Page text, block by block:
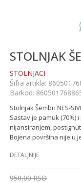
STOLNJAK
STOLNJACI
Šifra artikla:
Barkod:
Stolnjak Šembri NES-
Sastav je pamuk (70%)
nijansiranjem,
Bojena površina nije u
DETALJNIJE
950,00 RSD